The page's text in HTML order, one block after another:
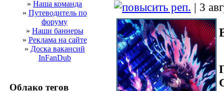
» Наша команда
» Путеводитель по
форуму
» Наши баннеры
» Реклама на сайте
» Доска вакансий
InFanDub
Облако тегов
| 3